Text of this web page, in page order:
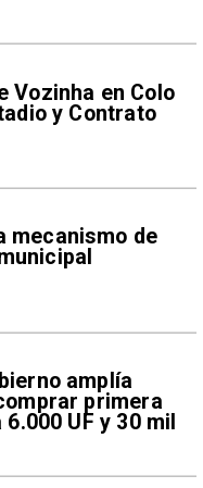
Vozinha en Colo
y Contrato
mecanismo de
amplía
primera
UF y 30 mil